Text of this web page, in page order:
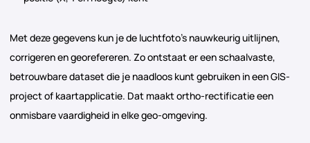
Met deze gegevens kun je de luchtfoto’s nauwkeurig uitlijnen,
corrigeren en georefereren. Zo ontstaat er een schaalvaste,
betrouwbare dataset die je naadloos kunt gebruiken in een GIS-
project of kaartapplicatie. Dat maakt ortho-rectificatie een
onmisbare vaardigheid in elke geo-omgeving.